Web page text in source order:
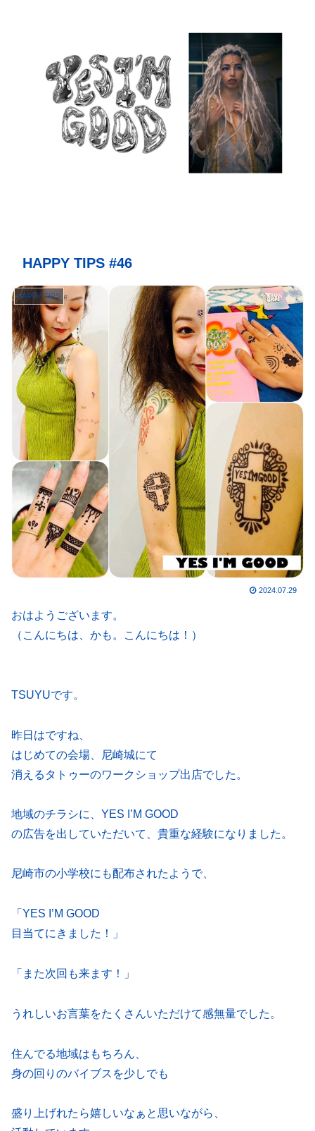
HAPPY TIPS #46
HAPPY TIPS
2024.07.29
おはようございます。
（こんにちは、かも。こんにちは！）
TSUYUです。
昨日はですね、
はじめての会場、尼崎城にて
消えるタトゥーのワークショップ出店でした。
地域のチラシに、YES I’M GOOD
の広告を出していただいて、貴重な経験になりました。
尼崎市の小学校にも配布されたようで、
「YES I’M GOOD
目当てにきました！」
「また次回も来ます！」
うれしいお言葉をたくさんいただけて感無量でした。
住んでる地域はもちろん、
身の回りのバイブスを少しでも
盛り上げれたら嬉しいなぁと思いながら、